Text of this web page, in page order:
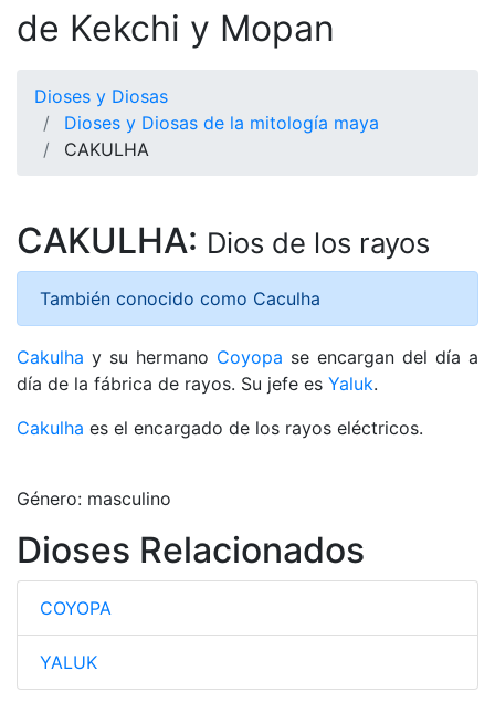
de Kekchi y Mopan
Dioses y Diosas
Dioses y Diosas de la mitología maya
CAKULHA
CAKULHA: Dios de los rayos
También conocido como Caculha
Cakulha y su hermano Coyopa se encargan del día a
día de la fábrica de rayos. Su jefe es Yaluk.
Cakulha es el encargado de los rayos eléctricos.
Género: masculino
Dioses Relacionados
COYOPA
YALUK